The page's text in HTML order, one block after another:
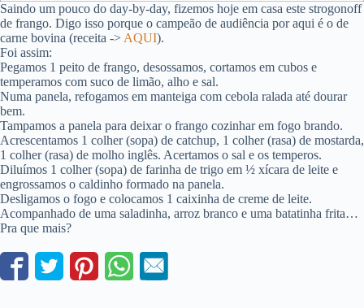
Saindo um pouco do day-by-day, fizemos hoje em casa este strogonoff
de frango. Digo isso porque o campeão de audiência por aqui é o de
carne bovina (receita -> AQUI).
Foi assim:
Pegamos 1 peito de frango, desossamos, cortamos em cubos e
temperamos com suco de limão, alho e sal.
Numa panela, refogamos em manteiga com cebola ralada até dourar
bem.
Tampamos a panela para deixar o frango cozinhar em fogo brando.
Acrescentamos 1 colher (sopa) de catchup, 1 colher (rasa) de mostarda,
1 colher (rasa) de molho inglês. Acertamos o sal e os temperos.
Diluímos 1 colher (sopa) de farinha de trigo em ½ xícara de leite e
engrossamos o caldinho formado na panela.
Desligamos o fogo e colocamos 1 caixinha de creme de leite.
Acompanhado de uma saladinha, arroz branco e uma batatinha frita…
Pra que mais?